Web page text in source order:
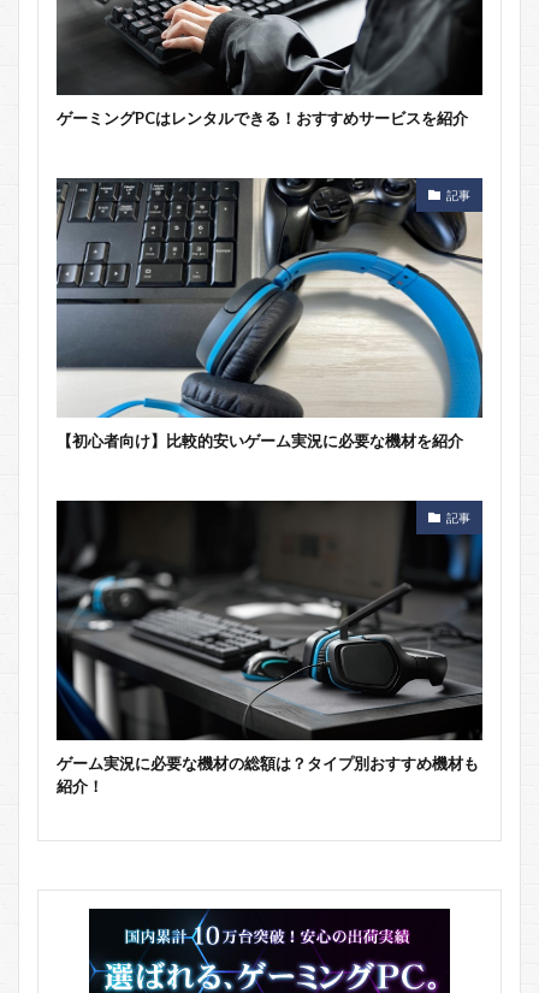
ゲーミングPCはレンタルできる！おすすめサービスを紹介
記事
【初心者向け】比較的安いゲーム実況に必要な機材を紹介
記事
ゲーム実況に必要な機材の総額は？タイプ別おすすめ機材も
紹介！